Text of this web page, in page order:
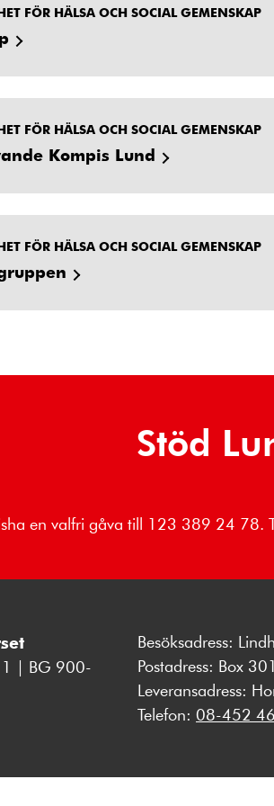
FÖR HÄLSA OCH SOCIAL GEMENSKAP
FÖR HÄLSA OCH SOCIAL GEMENSKAP
Kompis Lund
FÖR HÄLSA OCH SOCIAL GEMENSKAP
Stöd
en valfri gåva till 123 389 24 78.
| BG 900-
Besöksadress:
Postadress: Box
Leveransadress:
Telefon: 08-452